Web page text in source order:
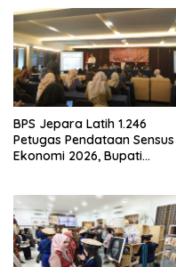
BPS Jepara Latih 1.246
Petugas Pendataan Sensus
Ekonomi 2026, Bupati